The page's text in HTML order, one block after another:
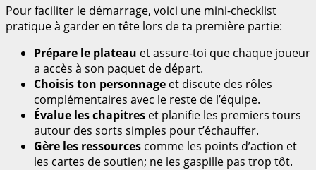
Pour faciliter le démarrage, voici une mini-checklist
pratique à garder en tête lors de ta première partie:
Prépare le plateau et assure-toi que chaque joueur
a accès à son paquet de départ.
Choisis ton personnage et discute des rôles
complémentaires avec le reste de l’équipe.
Évalue les chapitres et planifie les premiers tours
autour des sorts simples pour t’échauffer.
Gère les ressources comme les points d’action et
les cartes de soutien; ne les gaspille pas trop tôt.